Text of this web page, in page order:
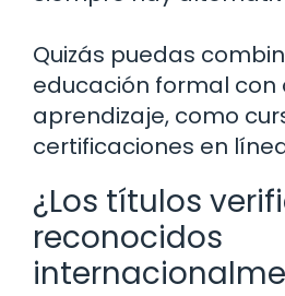
Quizás puedas
educación formal con
aprendizaje, como
certificaciones en
¿Los títulos
reconocidos